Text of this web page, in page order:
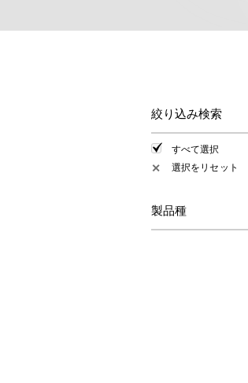
絞り込み検索
すべて選択
✕ 選択をリセット
製品種